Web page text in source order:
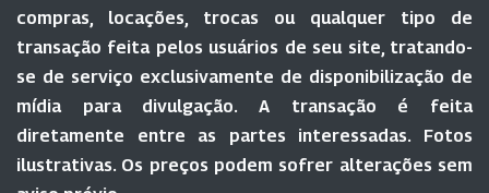
compras, locações, trocas ou qualquer tipo de
transação feita pelos usuários de seu site, tratando-
se de serviço exclusivamente de disponibilização de
mídia para divulgação. A transação é feita
diretamente entre as partes interessadas. Fotos
ilustrativas. Os preços podem sofrer alterações sem